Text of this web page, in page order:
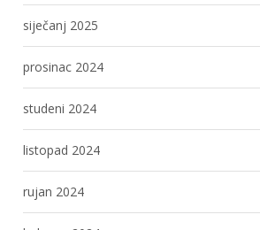
siječanj 2025
prosinac 2024
studeni 2024
listopad 2024
rujan 2024